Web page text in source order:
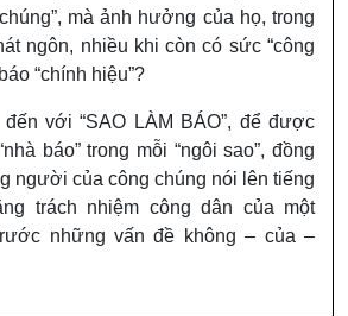
mà ảnh hưởng của họ, trong
ngôn, nhiều khi còn có sức “công
“chính hiệu”?
với “SAO LÀM BÁO”, để được
báo” trong mỗi “ngôi sao”, đồng
người của công chúng nói lên tiếng
trách nhiệm công dân của một
những vấn đề không – của –